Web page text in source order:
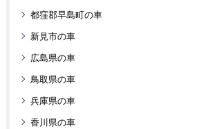
都窪郡早島町の車
新見市の車
広島県の車
鳥取県の車
兵庫県の車
香川県の車